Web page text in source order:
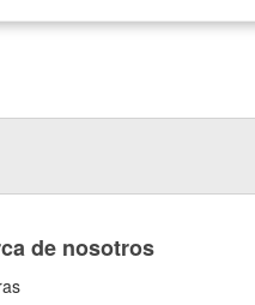
de nosotros